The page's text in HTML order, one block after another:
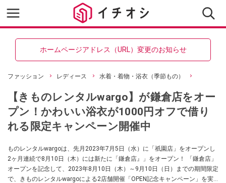
ホームページアドレス（URL）変更のお知らせ
ファッション レディース 水着・着物・浴衣（季節もの）
【きものレンタルwargo】が鎌倉店をオー
プン！かわいい浴衣が1000円オフで借り
れる限定キャンペーン開催中
ものレンタルwargoは、先月2023年7月5日（水）に「祇園店」をオープンし
2ヶ月連続で8月10日（木）には新たに「鎌倉店』」をオープン！ 「鎌倉店」
オープンを記念して、2023年8月10日（木）～9月10日（日）までの期間限定
で、きものレンタルwargoによる2店舗開催「OPEN記念キャンペーン」を実